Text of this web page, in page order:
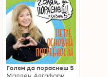
Голям да пораснеш 5
Мадлен Алгафари